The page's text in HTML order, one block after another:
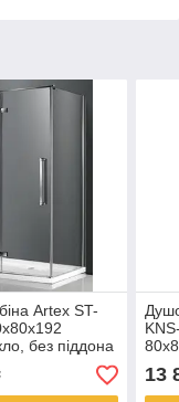
Artex ST-
без піддона
13